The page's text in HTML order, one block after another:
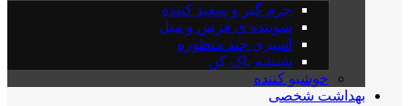
جرم گیر و سفید کننده
شوینده ی فرش و مبل
اسپری چند منظوره
شیشه پاک کن
خوشبو کننده
بهداشت شخصی